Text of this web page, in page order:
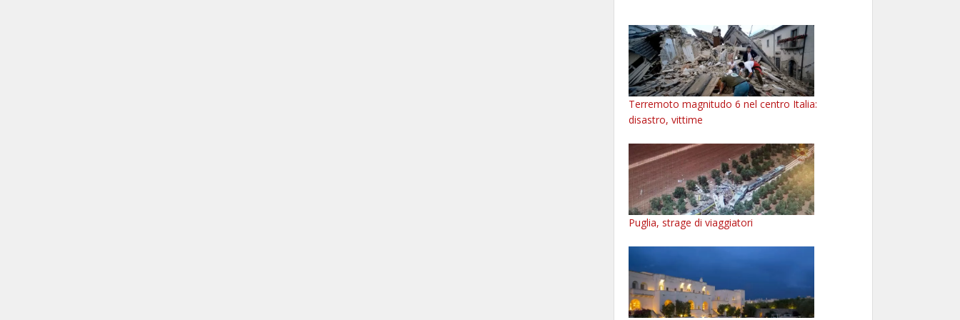
Terremoto magnitudo 6 nel centro Italia:
disastro, vittime
Puglia, strage di viaggiatori